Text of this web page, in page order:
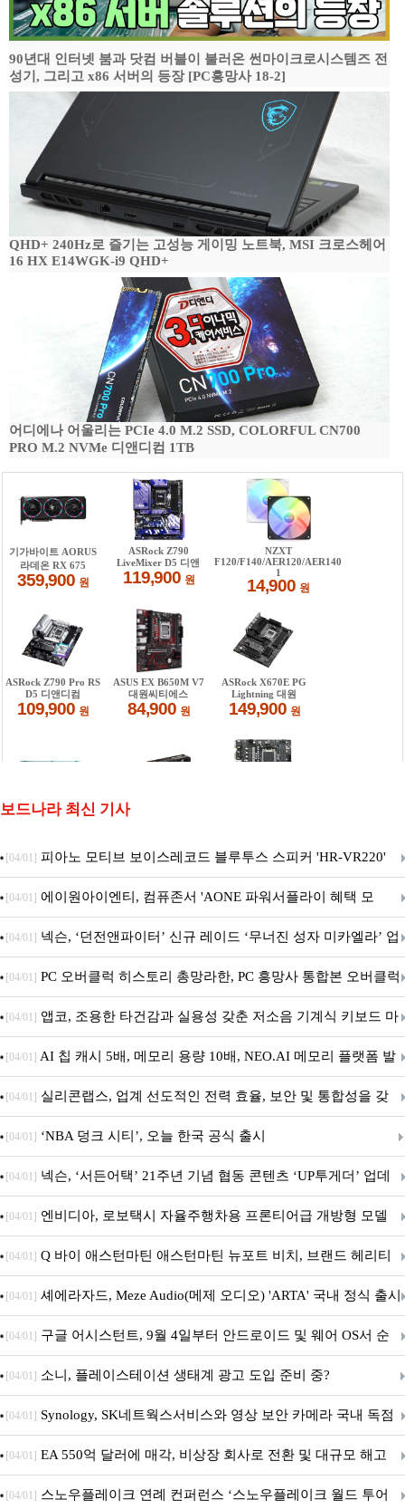
90년대 인터넷 붐과 닷컴 버블이 불러온 썬마이크로시스템즈 전
성기, 그리고 x86 서버의 등장 [PC흥망사 18-2]
QHD+ 240Hz로 즐기는 고성능 게이밍 노트북, MSI 크로스헤어
16 HX E14WGK-i9 QHD+
어디에나 어울리는 PCIe 4.0 M.2 SSD, COLORFUL CN700
PRO M.2 NVMe 디앤디컴 1TB
보드나라 최신 기사
[04/01] 피아노 모티브 보이스레코드 블루투스 스피커 'HR-VR220'
출시
[04/01] 에이원아이엔티, 컴퓨존서 'AONE 파워서플라이 혜택 모
음.ZIP' 이벤트 진행
[04/01] 넥슨, ‘던전앤파이터’ 신규 레이드 ‘무너진 성자 미카엘라’ 업
데이트!
[04/01] PC 오버클럭 히스토리 총망라한, PC 흥망사 통합본 오버클럭
특집(1-4편)
[04/01] 앱코, 조용한 타건감과 실용성 갖춘 저소음 기계식 키보드 마
우스 세트 'KM580' 출시
[04/01] AI 칩 캐시 5배, 메모리 용량 10배, NEO.AI 메모리 플랫폼 발
표
[04/01] 실리콘랩스, 업계 선도적인 전력 효율, 보안 및 통합성을 갖
춘 초저전력 블루투스 LE SoC ‘BG2B’ 공개
[04/01] ‘NBA 덩크 시티’, 오늘 한국 공식 출시
[04/01] 넥슨, ‘서든어택’ 21주년 기념 협동 콘텐츠 ‘UP투게더’ 업데
이트
[04/01] 엔비디아, 로보택시 자율주행차용 프론티어급 개방형 모델
‘알파마요 2 슈퍼’ 상업적 이용 가능
[04/01] Q 바이 애스턴마틴 애스턴마틴 뉴포트 비치, 브랜드 헤리티
지 담은 ‘헤리티지 에디션 컬렉션’ 공개
[04/01] 셰에라자드, Meze Audio(메제 오디오) 'ARTA' 국내 정식 출시
[04/01] 구글 어시스턴트, 9월 4일부터 안드로이드 및 웨어 OS서 순
차 서비스 종료
[04/01] 소니, 플레이스테이션 생태계 광고 도입 준비 중?
[04/01] Synology, SK네트웍스서비스와 영상 보안 카메라 국내 독점
판매 파트너십 체결
[04/01] EA 550억 달러에 매각, 비상장 회사로 전환 및 대규모 해고
전망
[04/01] 스노우플레이크 연례 컨퍼런스 ‘스노우플레이크 월드 투어